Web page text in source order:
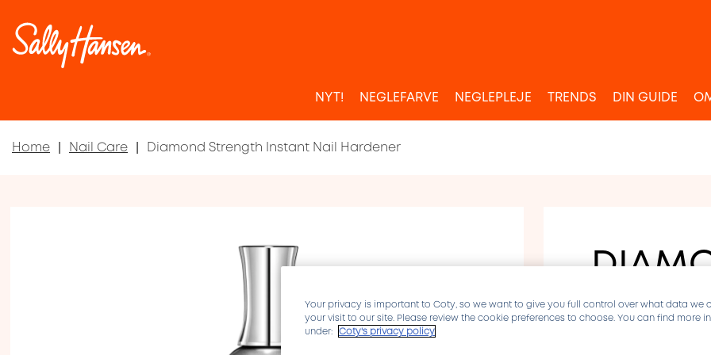
NYT! NEGLEFARVE NEGLEPLEJE TRENDS DIN GUIDE
Home Nail Care Diamond Strength Instant Nail Hardener
Your privacy is important to Coty, so we want to give you full control over what data we
your visit to our site. Please review the cookie preferences to choose. You can find more
under: Coty's privacy policy